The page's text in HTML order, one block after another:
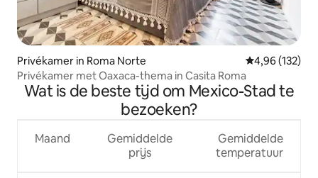
Privékamer in Roma Norte Gemiddelde
4,96 (132)
Privékamer met Oaxaca-thema in Casita Roma
Wat is de beste tijd om Mexico-Stad te
bezoeken?
Maand
Gemiddelde
prijs
Gemiddelde
temperatuur